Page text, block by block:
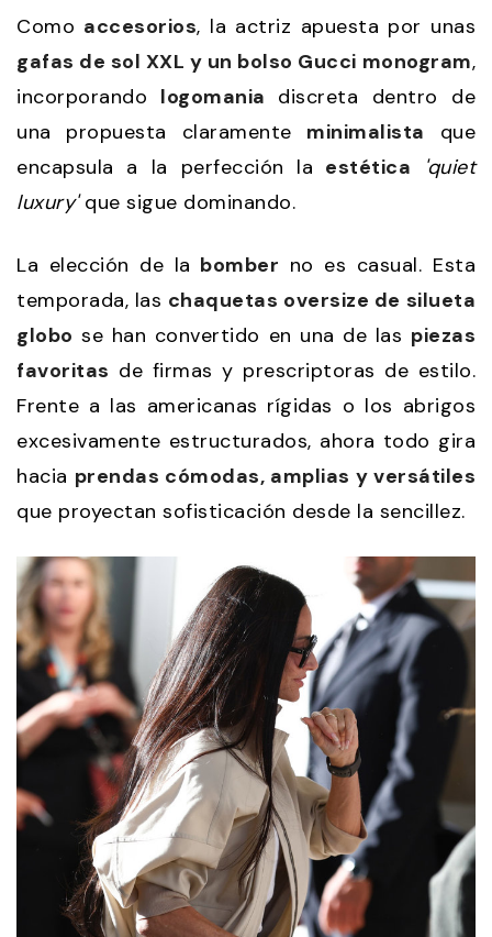
Como accesorios, la actriz apuesta por unas
gafas de sol XXL y un bolso Gucci monogram,
incorporando logomania discreta dentro de
una propuesta claramente minimalista que
encapsula a la perfección la estética
'quiet
luxury'que sigue dominando.
La elección de la bomber no es casual. Esta
temporada, las chaquetas oversize de silueta
globo se han convertido en una de las piezas
favoritas de firmas y prescriptoras de estilo.
Frente a las americanas rígidas o los abrigos
excesivamente estructurados, ahora todo gira
hacia prendas cómodas, amplias y versátiles
que proyectan sofisticación desde la sencillez.